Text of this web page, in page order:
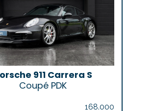
911 Carrera S
Coupé PDK
168.000